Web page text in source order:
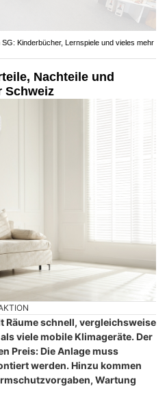
Kinderbücher, Lernspiele und vieles mehr
Nachteile und
Schweiz
Räume schnell, vergleichsweise
viele mobile Klimageräte. Der
Preis: Die Anlage muss
werden. Hinzu kommen
Wartung